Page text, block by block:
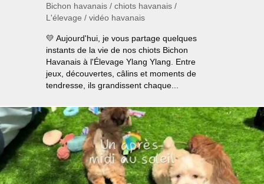
Bichon havanais / chiots havanais /
L'élevage / vidéo havanais
💛 Aujourd'hui, je vous partage quelques
instants de la vie de nos chiots Bichon
Havanais à l'Élevage Ylang Ylang. Entre
jeux, découvertes, câlins et moments de
tendresse, ils grandissent chaque...